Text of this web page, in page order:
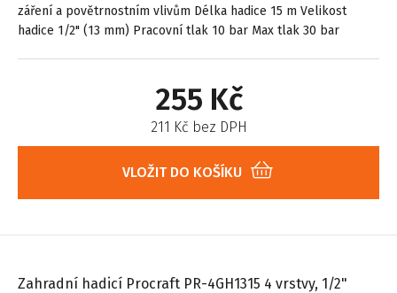
záření a povětrnostním vlivům Délka hadice 15 m Velikost
hadice 1/2" (13 mm) Pracovní tlak 10 bar Max tlak 30 bar
255 Kč
211 Kč bez DPH
VLOŽIT DO KOŠÍKU
Zahradní hadicí Procraft PR-4GH1315 4 vrstvy, 1/2"